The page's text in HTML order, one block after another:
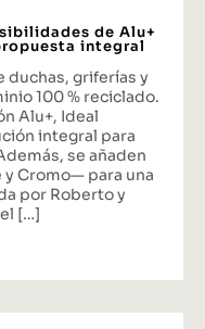
de Alu+
integral
duchas, griferías y
100 % reciclado.
Alu+, Ideal
integral para
se añaden
Cromo— para una
por Roberto y
[…]